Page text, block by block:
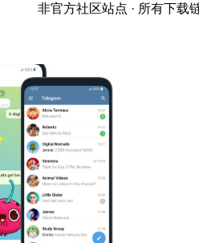
非官方社区站点 · 所有下载